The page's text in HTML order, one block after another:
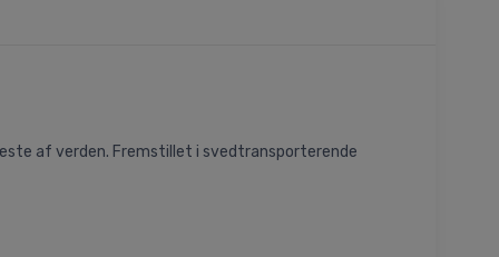
af verden. Fremstillet i svedtransporterende